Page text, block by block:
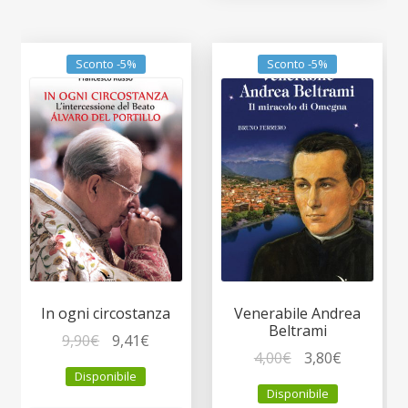
Sconto -5%
In ogni circostanza
9,90€
prezzo
originale
9,41€
Disponibile
Sconto -5%
Venerabile Andrea
Beltrami
4,00€
prezzo
originale
3,80€Il
Disponibile